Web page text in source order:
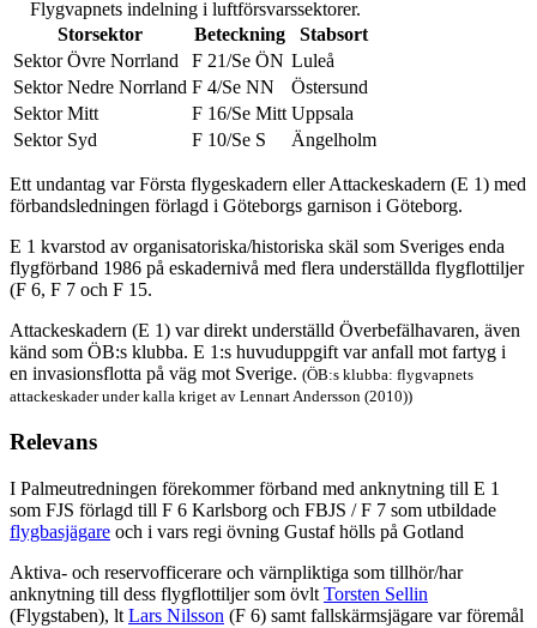
Flygvapnets indelning i luftförsvarssektorer.
Storsektor
Beteckning
Stabsort
Sektor Övre Norrland
F 21/Se ÖN Luleå
Sektor Nedre Norrland F 4/Se NN
Östersund
Sektor Mitt
F 16/Se Mitt Uppsala
Sektor Syd
F 10/Se S Ängelholm
Ett undantag var Första flygeskadern eller Attackeskadern (E 1) med
förbandsledningen förlagd i Göteborgs garnison i Göteborg.
E 1 kvarstod av organisatoriska/historiska skäl som Sveriges enda
flygförband 1986 på eskadernivå med flera underställda flygflottiljer
(F 6, F 7 och F 15.
Attackeskadern (E 1) var direkt underställd Överbefälhavaren, även
känd som ÖB:s klubba. E 1:s huvuduppgift var anfall mot fartyg i
en invasionsflotta på väg mot Sverige. (ÖB:s klubba: flygvapnets
attackeskader under kalla kriget av Lennart Andersson (2010))
Relevans
I Palmeutredningen förekommer förband med anknytning till E 1
som FJS förlagd till F 6 Karlsborg och FBJS / F 7 som utbildade
flygbasjägare och i vars regi övning Gustaf hölls på Gotland
Aktiva- och reservofficerare och värnpliktiga som tillhör/har
anknytning till dess flygflottiljer som övlt Torsten Sellin
(Flygstaben), lt Lars Nilsson (F 6) samt fallskärmsjägare var föremål